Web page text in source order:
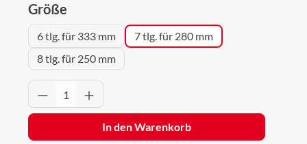
Größe
6 tlg. für 333 mm
7 tlg. für 280 mm
8 tlg. für 250 mm
Produkt Anzahl: Gib den gewünschten
In den Warenkorb